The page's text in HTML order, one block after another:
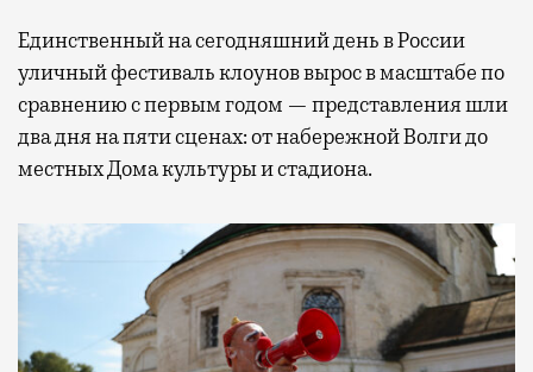
Единственный на сегодняшний день в России
уличный фестиваль клоунов вырос в масштабе по
сравнению с первым годом — представления шли
два дня на пяти сценах: от набережной Волги до
местных Дома культуры и стадиона.